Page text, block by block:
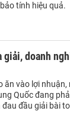
tính hiệu quả.
doanh
ăn vào lợi
Quốc đang
đầu giải bài